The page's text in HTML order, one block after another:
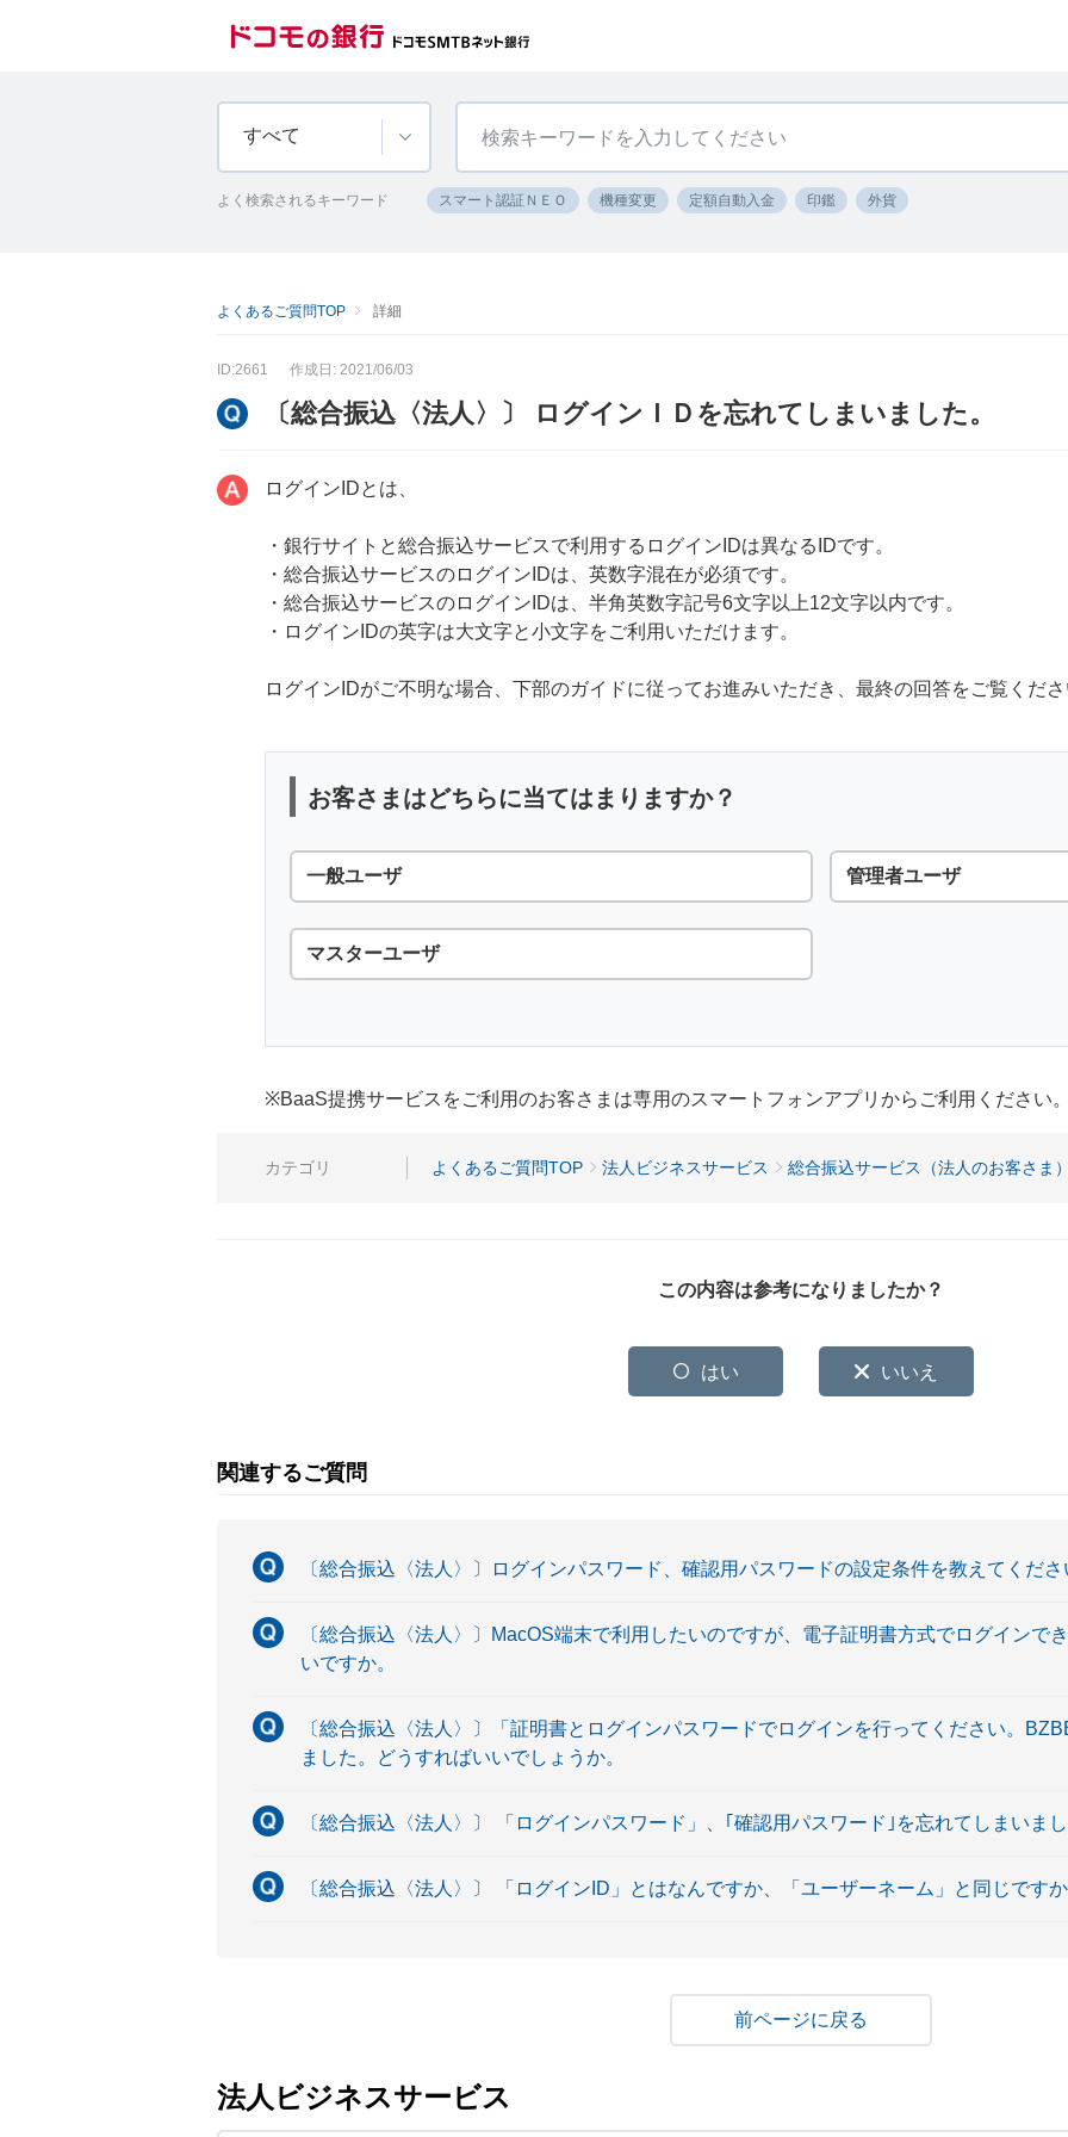
すべて
よく検索されるキーワード スマート認証ＮＥＯ 機種変更 定額自動入金 印鑑 外貨
よくあるご質問TOP 詳細
ID:2661 作成日: 2021/06/03
〔総合振込〈法人〉〕 ログインＩＤを忘れてしまいました。
ログインIDとは、
・銀行サイトと総合振込サービスで利用するログインIDは異なるIDです。
・総合振込サービスのログインIDは、英数字混在が必須です。
・総合振込サービスのログインIDは、半角英数字記号6文字以上12文字以内です。
・ログインIDの英字は大文字と小文字をご利用いただけます。
ログインIDがご不明な場合、下部のガイドに従ってお進みいただき、最終の回答をご覧くだ
お客さまはどちらに当てはまりますか？
一般ユーザ 管理者ユーザ
マスターユーザ
※BaaS提携サービスをご利用のお客さまは専用のスマートフォンアプリからご利用ください
カテゴリ よくあるご質問TOP 法人ビジネスサービス 総合振込サービス（法人のお客さま
この内容は参考になりましたか？
はい いいえ
関連するご質問
〔総合振込〈法人〉〕ログインパスワード、確認用パスワードの設定条件を教えてくださ
〔総合振込〈法人〉〕MacOS端末で利用したいのですが、電子証明書方式でログインで
いですか。
〔総合振込〈法人〉〕「証明書とログインパスワードでログインを行ってください。
ました。どうすればいいでしょうか。
〔総合振込〈法人〉〕 「ログインパスワード」、｢確認用パスワード｣を忘れてしまいま
〔総合振込〈法人〉〕 「ログインID」とはなんですか、「ユーザーネーム」と同じです
戻る
法人ビジネスサービス